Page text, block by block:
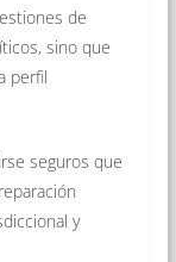
de
sino que
perfil
seguros que
y